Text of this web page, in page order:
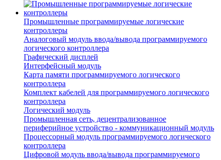
Промышленные программируемые логические
контроллеры
Аналоговый модуль ввода/вывода программируемого
логического контроллера
Графический дисплей
Интерфейсный модуль
Карта памяти программируемого логического
контроллера
Комплект кабелей для программируемого логического
контроллера
Логический модуль
Промышленная сеть, децентрализованное
периферийное устройство - коммуникационный модуль
Процессорный модуль программируемого логического
контроллера
Цифровой модуль ввода/вывода программируемого